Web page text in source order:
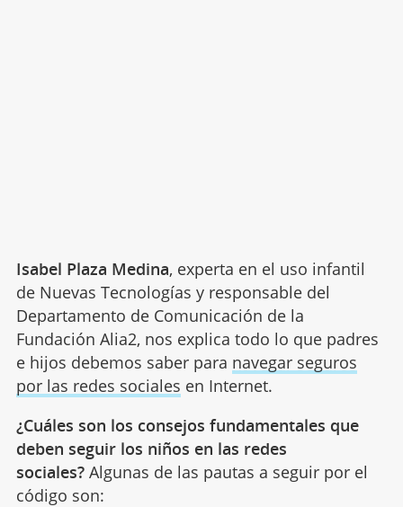
Isabel Plaza Medina, experta en el uso infantil
de Nuevas Tecnologías y responsable del
Departamento de Comunicación de la
Fundación Alia2, nos explica todo lo que padres
e hijos debemos saber para navegar seguros
por las redes sociales en Internet.
¿Cuáles son los consejos fundamentales que
deben seguir los niños en las redes
sociales? Algunas de las pautas a seguir por el
código son: